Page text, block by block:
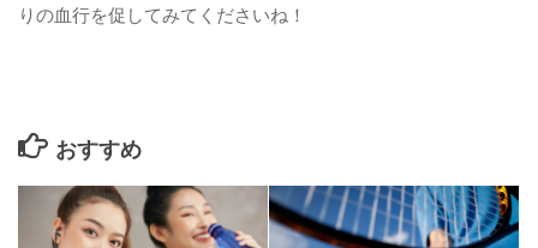
りの血行を促してみてくださいね！
おすすめ